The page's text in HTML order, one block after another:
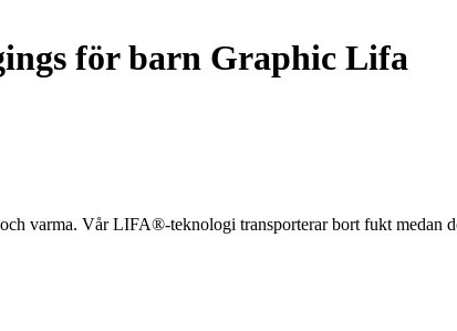
för barn Graphic Lifa
varma. Vår LIFA®-teknologi transporterar bort fukt medan